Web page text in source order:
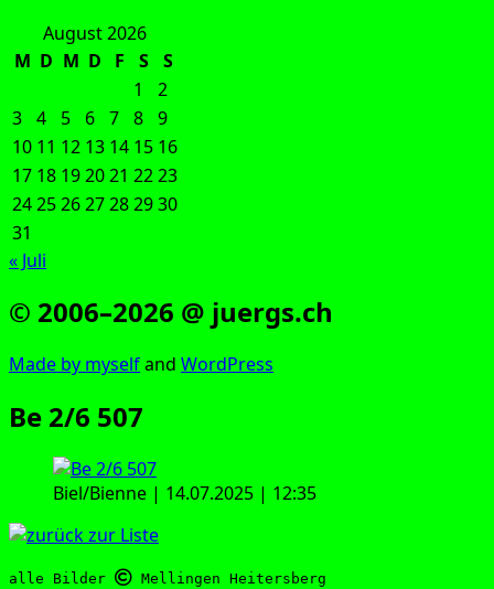
August 2026
M D M D F S
S
1
2
3 4 5 6 7 8 9
10 11 12 13 14 15 16
17 18 192021 2223
24252627282930
31
« Juli
© 2006–2026 @ juergs.ch
Made by mys­elfand Word­Press
Be 2/6 507
Biel/Bienne | 14.07.2025 | 12:35
alle Bilder Mellingen Heitersberg